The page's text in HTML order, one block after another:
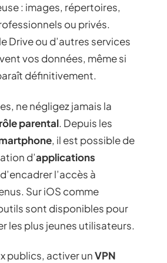
: images, répertoires,
ou privés.
Drive ou d’autres services
vos données, même si
définitivement.
ne négligez jamais la
parental. Depuis les
, il est possible de
d’applications
l’accès à
Sur iOS comme
sont disponibles pour
les plus jeunes utilisateurs.
publics, activer unVPN